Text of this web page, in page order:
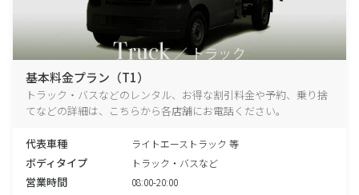
基本料金プラン（T1）
トラック・バスなどのレンタル、お得な割引料金や予約、乗り捨
てなどの詳細は、こちらから各店舗にお電話ください。
代表車種 ライトエーストラック 等
ボディタイプ トラック・バスなど
営業時間 08:00-20:00